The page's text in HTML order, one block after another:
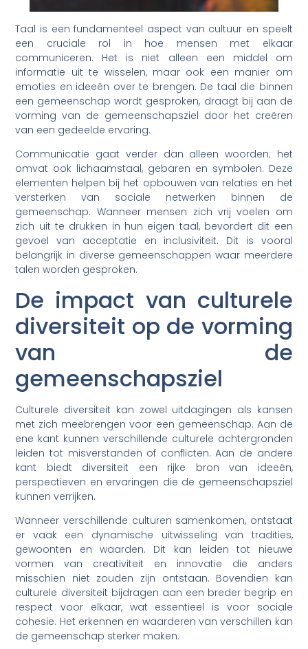
Taal is een fundamenteel aspect van cultuur en speelt
een cruciale rol in hoe mensen met elkaar
communiceren. Het is niet alleen een middel om
informatie uit te wisselen, maar ook een manier om
emoties en ideeën over te brengen. De taal die binnen
een gemeenschap wordt gesproken, draagt bij aan de
vorming van de gemeenschapsziel door het creëren
van een gedeelde ervaring.
Communicatie gaat verder dan alleen woorden; het
omvat ook lichaamstaal, gebaren en symbolen. Deze
elementen helpen bij het opbouwen van relaties en het
versterken van sociale netwerken binnen de
gemeenschap. Wanneer mensen zich vrij voelen om
zich uit te drukken in hun eigen taal, bevordert dit een
gevoel van acceptatie en inclusiviteit. Dit is vooral
belangrijk in diverse gemeenschappen waar meerdere
talen worden gesproken.
De impact van culturele
diversiteit op de vorming
van de
gemeenschapsziel
Culturele diversiteit kan zowel uitdagingen als kansen
met zich meebrengen voor een gemeenschap. Aan de
ene kant kunnen verschillende culturele achtergronden
leiden tot misverstanden of conflicten. Aan de andere
kant biedt diversiteit een rijke bron van ideeën,
perspectieven en ervaringen die de gemeenschapsziel
kunnen verrijken.
Wanneer verschillende culturen samenkomen, ontstaat
er vaak een dynamische uitwisseling van tradities,
gewoonten en waarden. Dit kan leiden tot nieuwe
vormen van creativiteit en innovatie die anders
misschien niet zouden zijn ontstaan. Bovendien kan
culturele diversiteit bijdragen aan een breder begrip en
respect voor elkaar, wat essentieel is voor sociale
cohesie. Het erkennen en waarderen van verschillen kan
de gemeenschap sterker maken.